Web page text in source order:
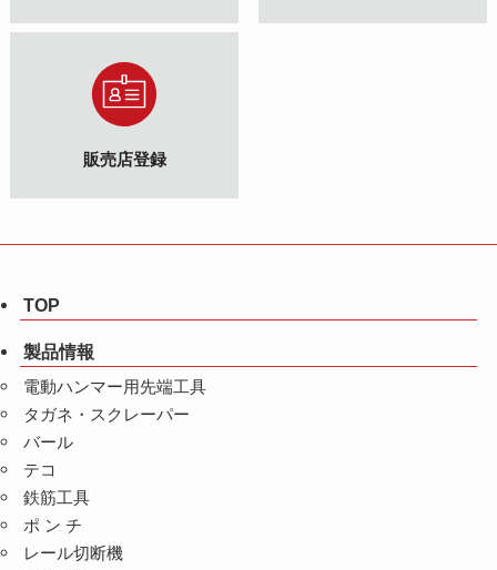
販売店登録
TOP
製品情報
電動ハンマー用先端工具
タガネ・スクレーパー
バール
テコ
鉄筋工具
ポ ン チ
レール切断機